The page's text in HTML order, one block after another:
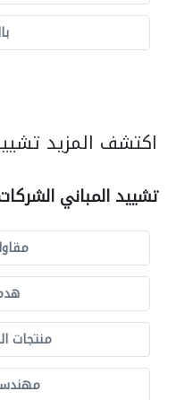
اكتشف المزيد
تشييد المباني
منتجات